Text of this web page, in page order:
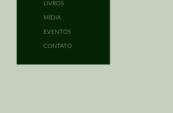
LIVROS
MÍDIA
EVENTOS
CONTATO